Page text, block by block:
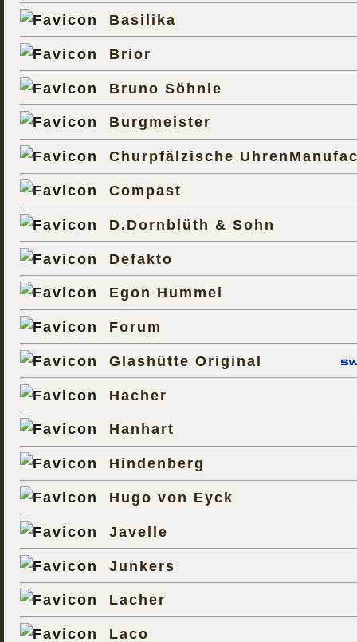
Basilika
Brior
Bruno Söhnle
Burgmeister
Churpfälzische
Compast
D.Dornblüth & Sohn
Defakto
Egon Hummel
Forum
Glashütte Original
Hacher
Hanhart
Hindenberg
Hugo von Eyck
Javelle
Junkers
Lacher
Laco